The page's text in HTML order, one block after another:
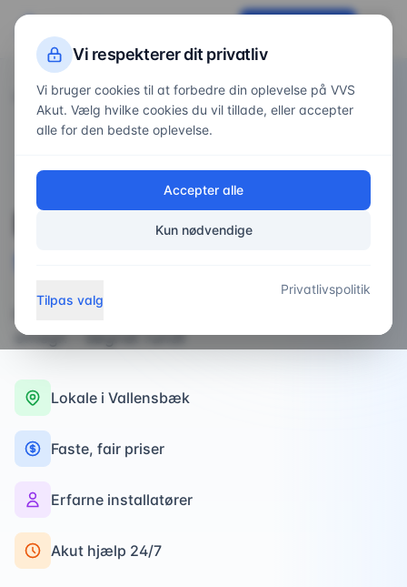
Forside
/
Områder
/Vallensbæk
VVS-service iVallensbæk
ProfessionelVVS-
professionel VVS-arbejde i Vallensbæk og
omegn - døgnet rundt
Lokale i Vallensbæk
Faste, fair priser
Erfarne installatører
Akut hjælp 24/7
Vi respekterer dit privatliv
Vi bruger cookies til at forbedre din oplevelse på VVS
Akut. Vælg hvilke cookies du vil tillade, eller accepter
alle for den bedste oplevelse.
Accepter alle
Kun nødvendige
Tilpas valg
Privatlivspolitik